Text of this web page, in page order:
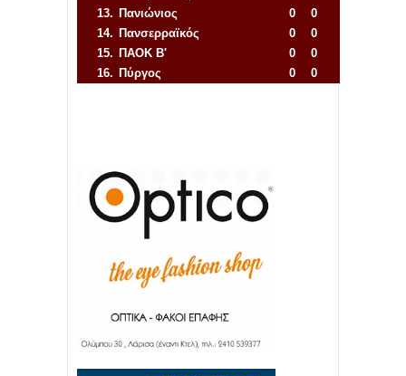
13. Πανιώνιος 0
0
14. Πανσερραϊκός 0
0
15. ΠΑΟΚ Β' 0
0
16. Πύργος 0
0